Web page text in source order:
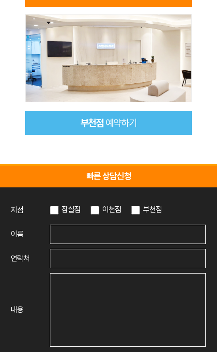
부천점 예약하기
빠른 상담신청
지점 잠실점 이천점 부천점
이름
연락처
내용